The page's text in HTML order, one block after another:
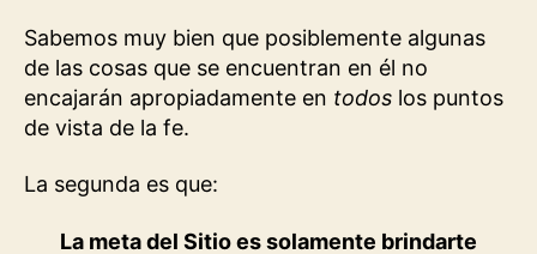
Sabemos muy bien que posiblemente algunas
de las cosas que se encuentran en él no
encajarán apropiadamente en todos los puntos
de vista de la fe.
La segunda es que:
La meta del Sitio es solamente brindarte